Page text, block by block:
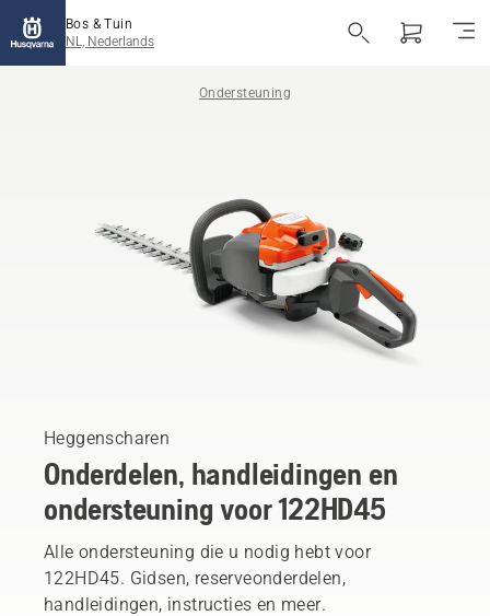
Bos & Tuin
NL, Nederlands
Ondersteuning
Heggenscharen
Onderdelen, handleidingen en
ondersteuning voor 122HD45
Alle ondersteuning die u nodig hebt voor
122HD45. Gidsen, reserveonderdelen,
handleidingen, instructies en meer.